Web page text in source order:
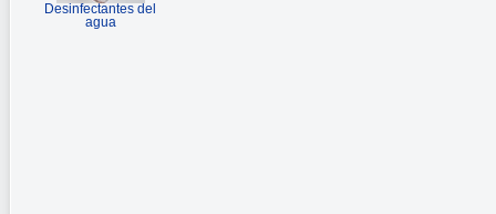
Desinfectantes del
agua